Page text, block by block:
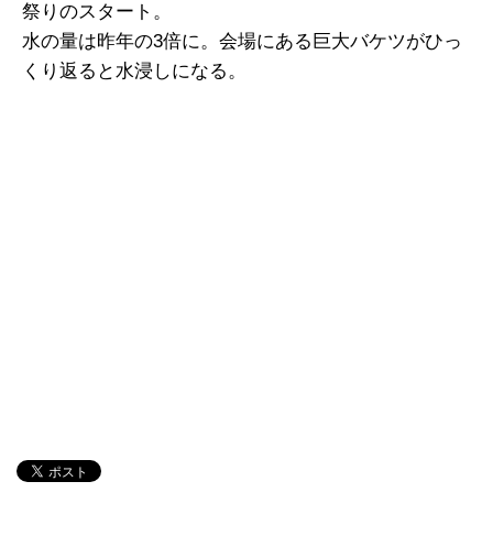
祭りのスタート。
水の量は昨年の3倍に。会場にある巨大バケツがひっ
くり返ると水浸しになる。